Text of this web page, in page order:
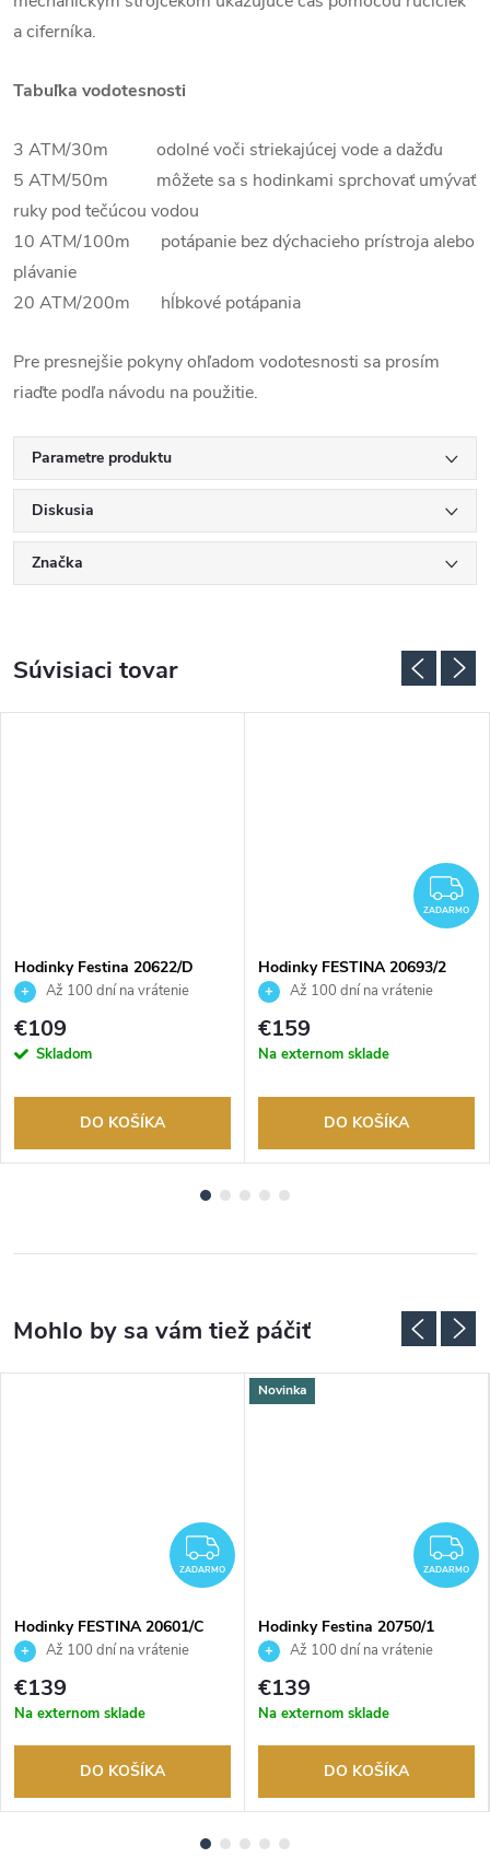
a ciferníka.
Tabuľka vodotesnosti
3 ATM/30m odolné voči striekajúcej vode a dažďu
5 ATM/50m môžete sa s hodinkami sprchovať umývať
ruky pod tečúcou vodou
10 ATM/100m potápanie bez dýchacieho prístroja alebo
plávanie
20 ATM/200m hĺbkové potápania
Pre presnejšie pokyny ohľadom vodotesnosti sa prosím
riaďte podľa návodu na použitie.
Parametre produktu
Diskusia
Značka
Súvisiaci tovar
Hodinky Festina 20622/D
Až 100 dní na vrátenie
tovaru. Autorizovaný predajca.
€109
Skladom
DO KOŠÍKA
ZADARMO
Hodinky FESTINA 20693/2
Až 100 dní na vrátenie
tovaru. Autorizovaný predajca.
€159
Na externom sklade
DO KOŠÍKA
ZADARMO
ZADARMO
Hodinky FESTINA 20601/C
Až 100 dní na vrátenie
tovaru. Autorizovaný predajca.
€139
Na externom sklade
DO KOŠÍKA
Novinka
ZADARMO
Hodinky Festina 20750/1
Až 100 dní na vrátenie
tovaru. Autorizovaný predajca.
€139
Na externom sklade
DO KOŠÍKA